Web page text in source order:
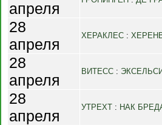
апреля
28
апреля
ХЕРАКЛЕС :
28
апреля
ВИТЕСС :
28
апреля
УТРЕХТ : НАК